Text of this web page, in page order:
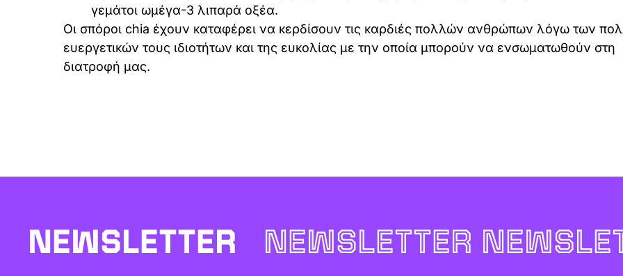
γεμάτοι ωμέγα-3 λιπαρά οξέα.
Οι σπόροι chia έχουν καταφέρει να κερδίσουν τις καρδιές πολλών ανθρώπων λόγω των
ευεργετικών τους ιδιοτήτων και της ευκολίας με την οποία μπορούν να ενσωματωθούν στη
διατροφή μας.
NEWSLETTER NEWSLETTER